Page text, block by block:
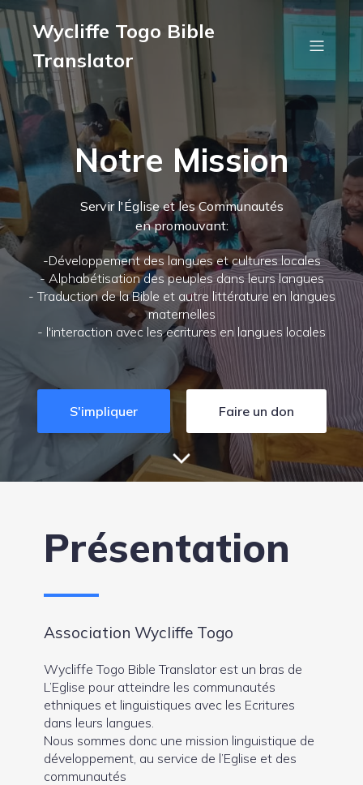
Wycliffe Togo Bible
Translator
Notre Mission
Servir l'Église et les Communautés
en promouvant:
-Développement des langues et cultures locales
- Alphabétisation des peuples dans leurs langues
- Traduction de la Bible et autre littérature en langues
maternelles
- l'interaction avec les ecritures en langues locales
S'impliquer Faire un don
Présentation
Association Wycliffe Togo
Wycliffe Togo Bible Translator est un bras de
L’Eglise pour atteindre les communautés
ethniques et linguistiques avec les Ecritures
dans leurs langues.
Nous sommes donc une mission linguistique de
développement, au service de l’Eglise et des
communautés